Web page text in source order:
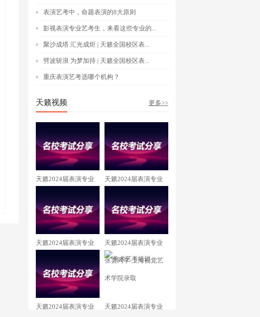
表演艺考中，命题表演的8大原则
影视表演专业艺考生，来看这些专业的...
聚沙成塔 汇光成炬 | 天籁全国校区表...
劈波斩浪 为梦加持 | 天籁全国校区表...
重庆表演艺考选哪个机构？
天籁视频 更多>>
天籁2024届表演专业 天籁2024届表演专业
学录取
天籁2024届表演专业 天籁2024届表演专业
张雲同学 上海视觉艺
术学院录取
天籁2024届表演专业 天籁2024届表演专业